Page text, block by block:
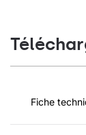
Fiche